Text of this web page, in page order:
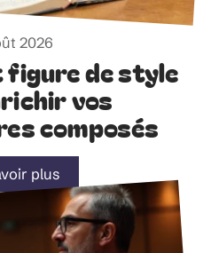
2026
de style
vos
composés
plus